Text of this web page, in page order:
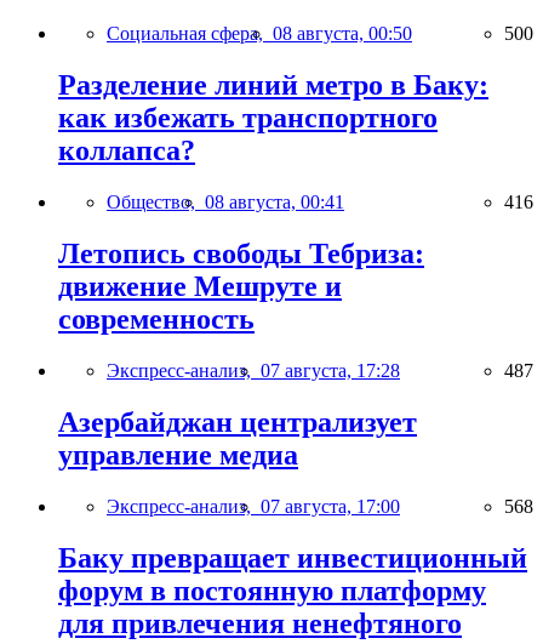
Социальная сфера, 08 августа, 00:50 500
Разделение линий метро в Баку:
как избежать транспортного
коллапса?
Общество, 08 августа, 00:41 416
Летопись свободы Тебриза:
движение Мешруте и
современность
Экспресс-анализ, 07 августа, 17:28 487
Азербайджан централизует
управление медиа
Экспресс-анализ, 07 августа, 17:00 568
Баку превращает инвестиционный
форум в постоянную платформу
для привлечения ненефтяного